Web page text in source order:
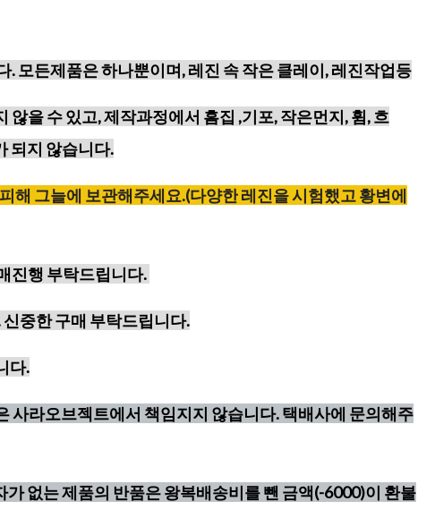
모든제품은 하나뿐이며, 레진 속 작은 클레이, 레진작업등
않을 수 있고,제작과정에서 흠집 ,기포, 작은먼지, 휨, 흐
되지 않습니다.
피해 그늘에 보관해주세요.(다양한레진을시험했고황변에
진행 부탁드립니다.
중한 구매 부탁드립니다.
다.
사라오브젝트에서 책임지지 않습니다. 택배사에 문의해주
없는 제품의 반품은 왕복배송비를 뺀 금액(-6000)이 환불